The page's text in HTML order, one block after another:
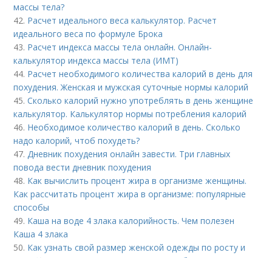
массы тела?
42. Расчет идеального веса калькулятор. Расчет
идеального веса по формуле Брока
43. Расчет индекса массы тела онлайн. Онлайн-
калькулятор индекса массы тела (ИМТ)
44. Расчет необходимого количества калорий в день для
похудения. Женская и мужская суточные нормы калорий
45.Сколько калорий нужно употреблять в день женщине
калькулятор. Калькулятор нормы потребления калорий
46. Необходимое количество калорий в день. Сколько
надо калорий, чтоб похудеть?
47.Дневник похудения онлайн завести. Три главных
повода вести дневник похудения
48. Как вычислить процент жира в организме женщины.
Как рассчитать процент жира в организме: популярные
способы
49. Каша на воде 4 злака калорийность. Чем полезен
Каша 4 злака
50. Как узнать свой размер женской одежды по росту и